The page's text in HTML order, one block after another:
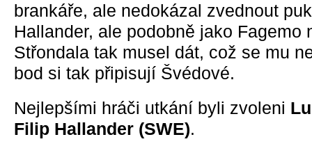
brankáře, ale nedokázal zvednout
Hallander, ale podobně jako Fagemo
Střondala tak musel dát, což se mu
bod si tak připisují Švédové.
Nejlepšími hráči utkání byli zvoleni
Filip Hallander (SWE).